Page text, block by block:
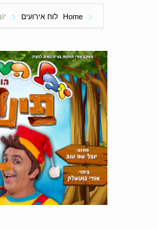
Home לוח אירועים